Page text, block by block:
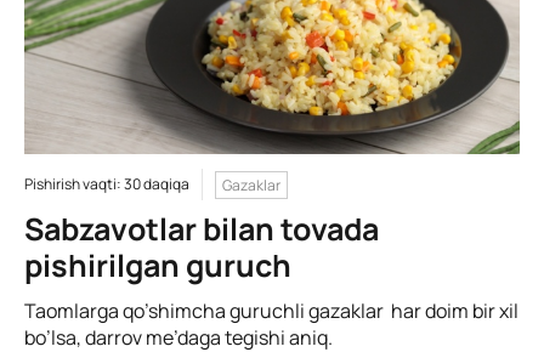
Pishirish vaqti: 30 daqiqa Gazaklar
Sabzavotlar bilan tovada
pishirilgan guruch
Taomlarga qo’shimcha guruchli gazaklar har doim bir xil
bo’lsa, darrov me’daga tegishi aniq.